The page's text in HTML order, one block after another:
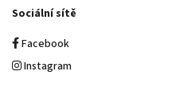
Sociální sítě
Facebook
Instagram